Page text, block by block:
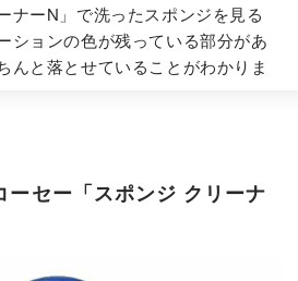
ナーN」で洗ったスポンジを見る
ションの色が残っている部分があ
んと落とせていることがわかりま
ーセー「スポンジ クリーナ